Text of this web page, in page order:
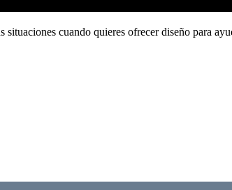
cuando quieres ofrecer diseño para